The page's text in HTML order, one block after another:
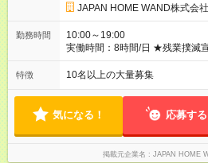
りはインセンティブでしっかり
す！ ★月給は担保されているた
とができます！ ★各種諸⼿当も充実して
≫ 45.5万円！（年収1000万円を超え
社員の約70％が年1回以上月収60万円超
万円／23歳・入社2ヶ月目 102
※営業手当、インセンティブなどを含む。 【試
間あり 試用期間の長さ：2ヶ月
と異なる部分があります。 雇用
与：月給 300,000円 ～ 300,000
円／月 みなし残業時間 23.06時
JAPAN HOME WAND株式会社
勤務時間
10:00～19:00
実働時間：8時間/日 ★残業撲滅
容の精査や効率化により、時間
特徴 10名以上の大量募集
気になる！ 応募する
掲載元企業名 JAPAN HOME